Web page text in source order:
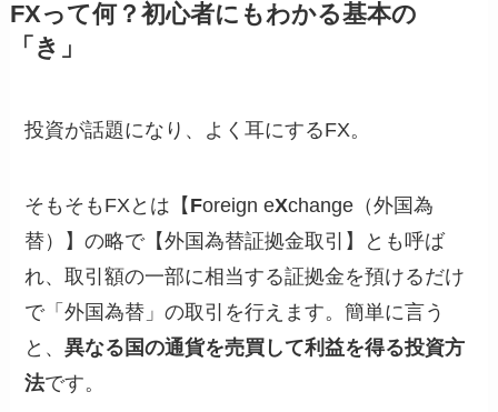
FXって何？初心者にもわかる基本の
「き」
投資が話題になり、よく耳にするFX。
そもそもFXとは【 Foreign eXchange（外国為
替）】の略で【外国為替証拠金取引】とも呼ば
れ、取引額の一部に相当する証拠金を預けるだけ
で「外国為替」の取引を行えます。簡単に言う
と、異なる国の通貨を売買して利益を得る投資方
法です。